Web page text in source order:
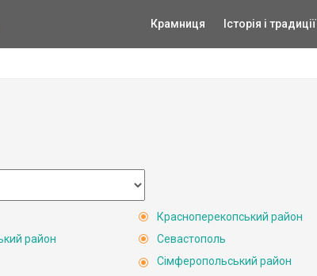
Крамниця Історія і традиції
район
Красноперекопський район
Севастополь
Сімферопольський район